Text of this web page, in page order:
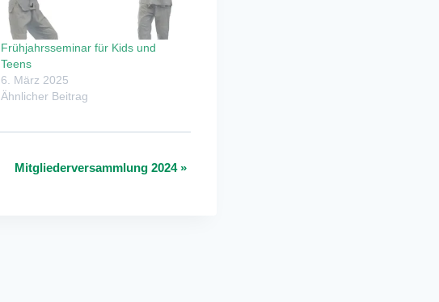
Frühjahrsseminar für Kids und
Teens
6. März 2025
Ähnlicher Beitrag
Mitgliederversammlung 2024»